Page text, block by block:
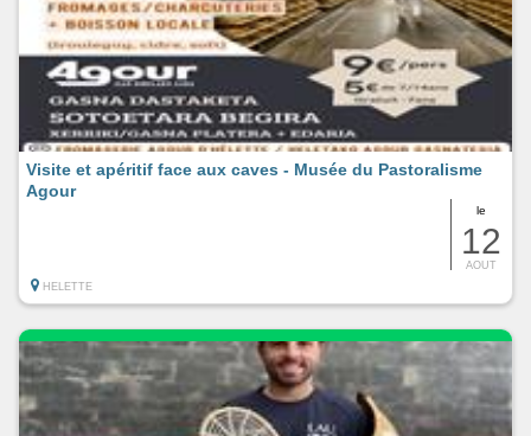
le
12
AOUT
Visite et apéritif face aux caves - Musée du Pastoralisme
Agour
HELETTE